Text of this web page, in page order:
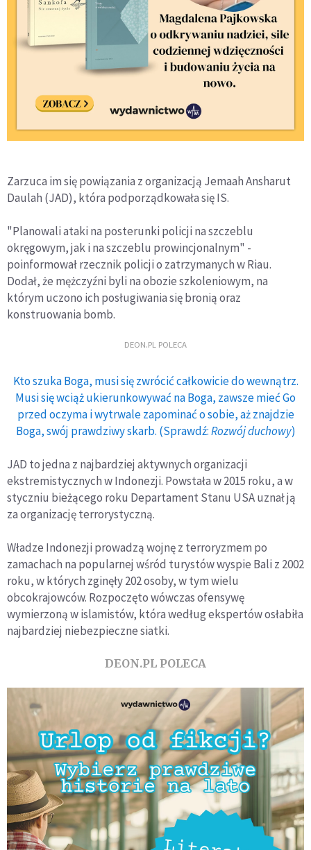
Zarzuca im się powiązania z organizacją Jemaah Ansharut
Daulah (JAD), która podporządkowała się IS.
"Planowali ataki na posterunki policji na szczeblu
okręgowym, jak i na szczeblu prowincjonalnym" -
poinformował rzecznik policji o zatrzymanych w Riau.
Dodał, że mężczyźni byli na obozie szkoleniowym, na
którym uczono ich posługiwania się bronią oraz
konstruowania bomb.
DEON.PL POLECA
Kto szuka Boga, musi się zwrócić całkowicie do wewnątrz.
Musi się wciąż ukierunkowywać na Boga, zawsze mieć Go
przed oczyma i wytrwale zapominać o sobie, aż znajdzie
Boga, swój prawdziwy skarb. (Sprawdź:Rozwój duchowy)
JAD to jedna z najbardziej aktywnych organizacji
ekstremistycznych w Indonezji. Powstała w 2015 roku, a w
styczniu bieżącego roku Departament Stanu USA uznał ją
za organizację terrorystyczną.
Władze Indonezji prowadzą wojnę z terroryzmem po
zamachach na popularnej wśród turystów wyspie Bali z 2002
roku, w których zginęły 202 osoby, w tym wielu
obcokrajowców. Rozpoczęto wówczas ofensywę
wymierzoną w islamistów, która według ekspertów osłabiła
najbardziej niebezpieczne siatki.
DEON.PL POLECA